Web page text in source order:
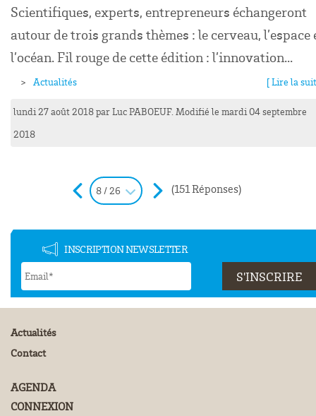
Scientifiques, experts, entrepreneurs échangeront
autour de trois grands thèmes : le cerveau, l’espace
l’océan. Fil rouge de cette édition : l’innovation...
Actualités [ Lire la
lundi 27 août 2018parLucPABOEUF. Modifié le mardi 04 septembre
2018
8 / 26 (151 Réponses)
INSCRIPTION NEWSLETTER
Actualités
Contact
AGENDA
CONNEXION